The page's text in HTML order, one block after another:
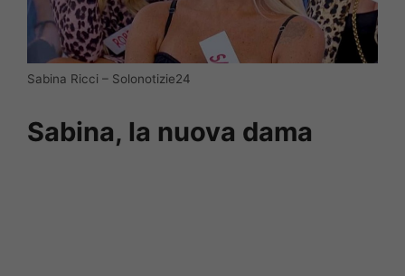
Sabina Ricci – Solonotizie24
Sabina, la nuova dama